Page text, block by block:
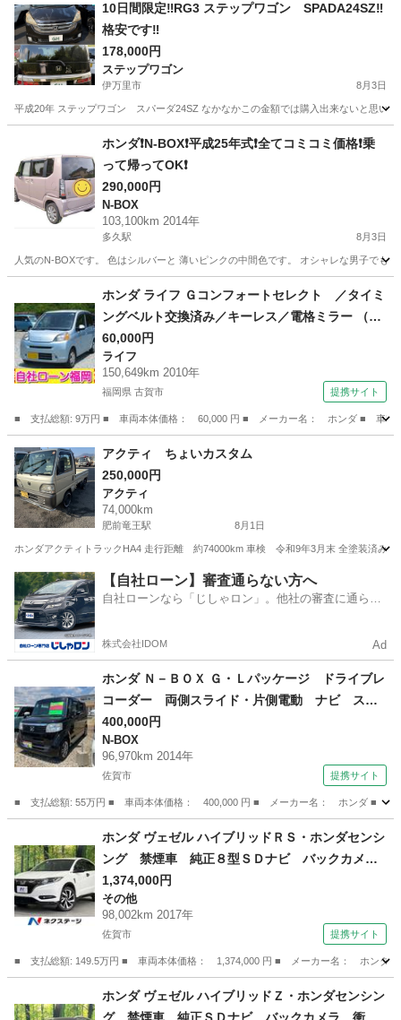
10日間限定‼️RG3 ステップワゴン SPADA24SZ‼️
格安です‼️
178,000円
ステップワゴン
伊万里市 8月3日
平成20年 ステップワゴン スパーダ24SZ なかなかこの金額では購入出来ないと思い
ステップワゴン
ホンダ❗N-BOX❗平成25年式❗全てコミコミ価格❗乗
って帰ってOK❗
290,000円
N-BOX
103,100km 2014年
多久駅 8月3日
人気のN-BOXです。 色はシルバーと 薄いピンクの中間色です。 オシャレな男子でも
多久駅 N-BOX
ホンダ ライフ Ｇコンフォートセレクト ／タイミ
ングベルト交換済み／キーレス／電格ミラー （検
9.4）
60,000円
ライフ
150,649km 2010年
福岡県 古賀市 提携サイト
■ 支払総額: 9万円 ■ 車両本体価格： 60,000 円 ■ メーカー名： ホンダ ■ 車種
福岡 古賀市 ライフ
アクティ ちょいカスタム
250,000円
アクティ
74,000km
肥前竜王駅 8月1日
ホンダアクティトラックHA4 走行距離 約74000km 車検 令和9年3月末 全塗装済み（
佐賀 杵島郡 肥前竜王駅 アクティ
【自社ローン】審査通らない方へ
自社ローンなら「じしゃロン」。他社の審査に通らな
株式会社IDOM Ad
ホンダ Ｎ－ＢＯＸ Ｇ・Ｌパッケージ ドライブレ
コーダー 両側スライド・片側電動 ナビ スマ
ートキー アイドリングストップ ベンチシー
ト ＣＶＴ 盗難防止システム ＡＢＳ ＥＳ
Ｃ ＣＤ ミュージックプレイヤー接続可 アル
400,000円
N-BOX
96,970km 2014年
佐賀市 提携サイト
■ 支払総額: 55万円 ■ 車両本体価格： 400,000 円 ■ メーカー名： ホンダ ■
N-BOX
ホンダ ヴェゼル ハイブリッドＲＳ・ホンダセンシ
ング 禁煙車 純正８型ＳＤナビ バックカメ
ラ 衝突被害軽減システム レーダークルーズ
ハーフレザーシート ドラレコ ＬＥＤヘッド
シートヒーター コーナーセンサー ＥＴＣ 純
正１８インチアルミ 車線逸脱警報 （検9.12）
1,374,000円
その他
98,002km 2017年
佐賀市 提携サイト
■ 支払総額: 149.5万円 ■ 車両本体価格： 1,374,000 円 ■ メーカー名： ホンダ
その他
ホンダ ヴェゼル ハイブリッドＺ・ホンダセンシン